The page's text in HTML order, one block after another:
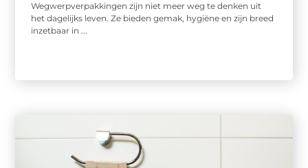
Wegwerpverpakkingen zijn niet meer weg te denken uit
het dagelijks leven. Ze bieden gemak, hygiëne en zijn breed
inzetbaar in ...